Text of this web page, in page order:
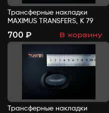
Трансферные накладки
MAXIMUS TRANSFERS, К 79
700 ₽ В корзину
- +
Трансферные накладки